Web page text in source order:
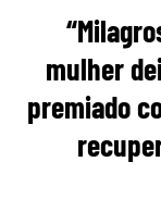
mulher
premiado